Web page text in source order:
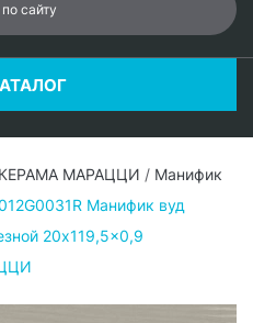
МАРАЦЦИ / Манифик
Манифик вуд
20x119,5x0,9